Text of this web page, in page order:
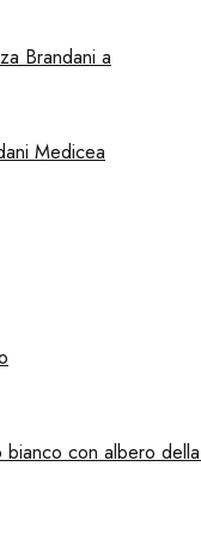
Medicea
bianco con albero